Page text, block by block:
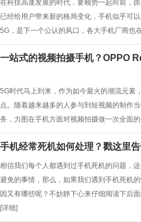
在科技高速发展的时代，要顺势一起向前，
已经给用户带来新的格局变化，手机似乎可
5G，是下一个公认的风口，各大手机厂商也
一站式的视频拍摄手机？OPPO
5G时代马上到来，作为如今最火的潮流元素
点。随着越来越多的人参与到短视频的制作
务，力图在手机方面对视频拍摄做一次全面
手机经常死机如何处理？戳这里
相信我们每个人都遇到过手机死机的问题，
避免的事情，那么，如果我们遇到手机死机
因又有哪些呢？不妨静下心来仔细阅读下后
[详细]